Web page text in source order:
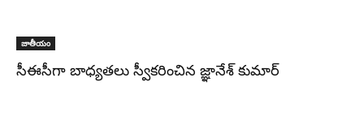
జాతీయం
సీఈసీగా బాధ్యతలు స్వీకరించిన జ్ఞానేశ్‌ కుమార్‌